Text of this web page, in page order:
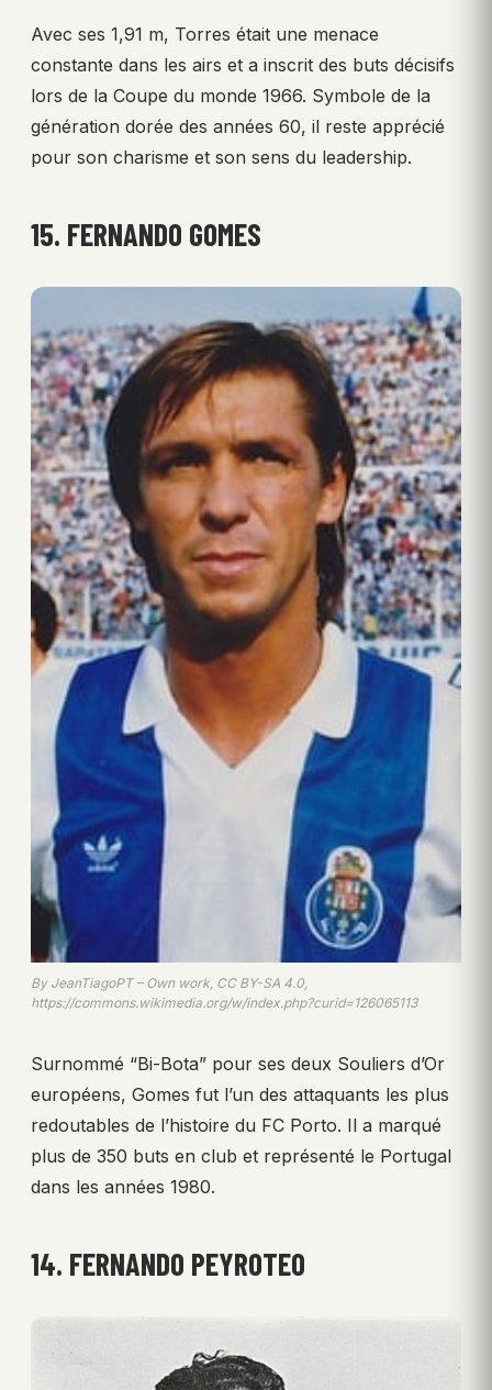
Avec ses 1,91 m, Torres était une menace
constante dans les airs et a inscrit des buts décisifs
lors de la Coupe du monde 1966. Symbole de la
génération dorée des années 60, il reste apprécié
pour son charisme et son sens du leadership.
15. FERNANDO GOMES
By JeanTiagoPT – Own work, CC BY-SA 4.0,
https://commons.wikimedia.org/w/index.php?curid=126065113
Surnommé “Bi-Bota” pour ses deux Souliers d’Or
européens, Gomes fut l’un des attaquants les plus
redoutables de l’histoire du FC Porto. Il a marqué
plus de 350 buts en club et représenté le Portugal
dans les années 1980.
14. FERNANDO PEYROTEO